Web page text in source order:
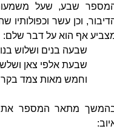
שבע, שעל
וכן עשר
אף הוא על דבר שלם:
שבעה בנים ושלוש בנות
שבעת אלפי צאן ושלשת
וחמש מאות צמד בקר
מתאר המספר את